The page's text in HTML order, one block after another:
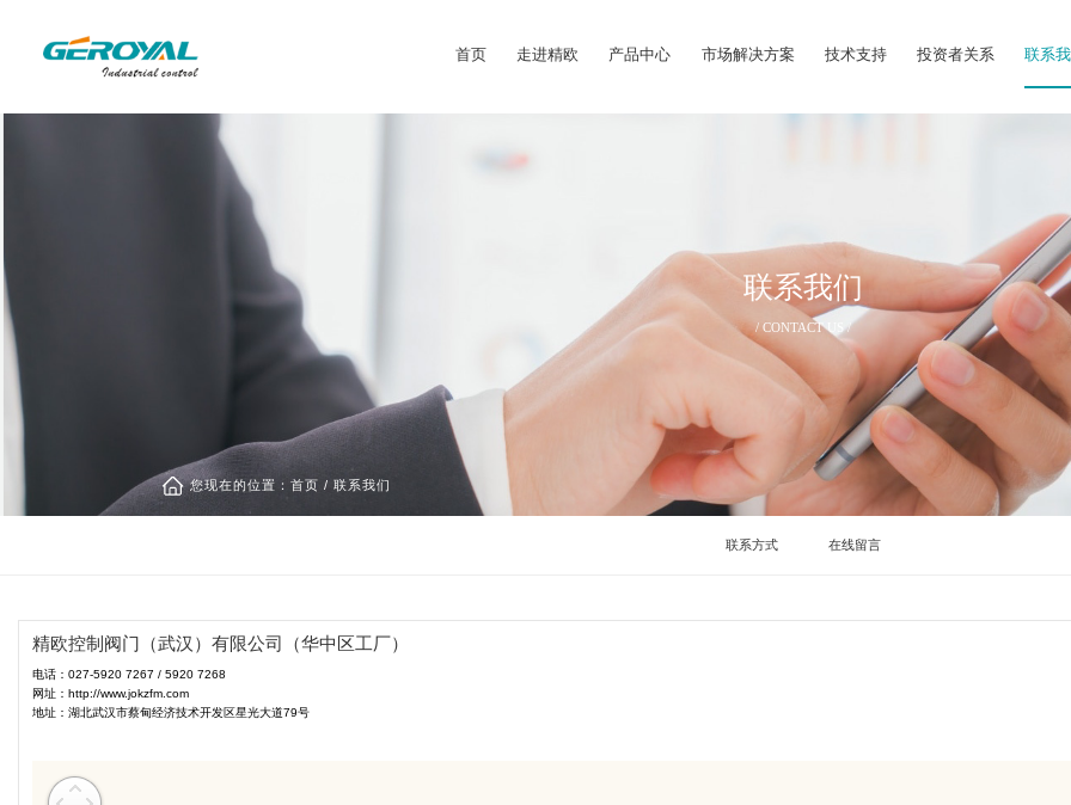
首页 走进精欧 产品中心 市场解决方案 技术支持 投资者关系 联系
联系我们
/ CONTACT US /
您现在的位置：首页 /联系我们
联系方式 在线留言
精欧控制阀门（武汉）有限公司（华中区工厂）
电话：027-5920 7267 / 5920 7268
网址：http://www.jokzfm.com
地址：湖北武汉市蔡甸经济技术开发区星光大道79号